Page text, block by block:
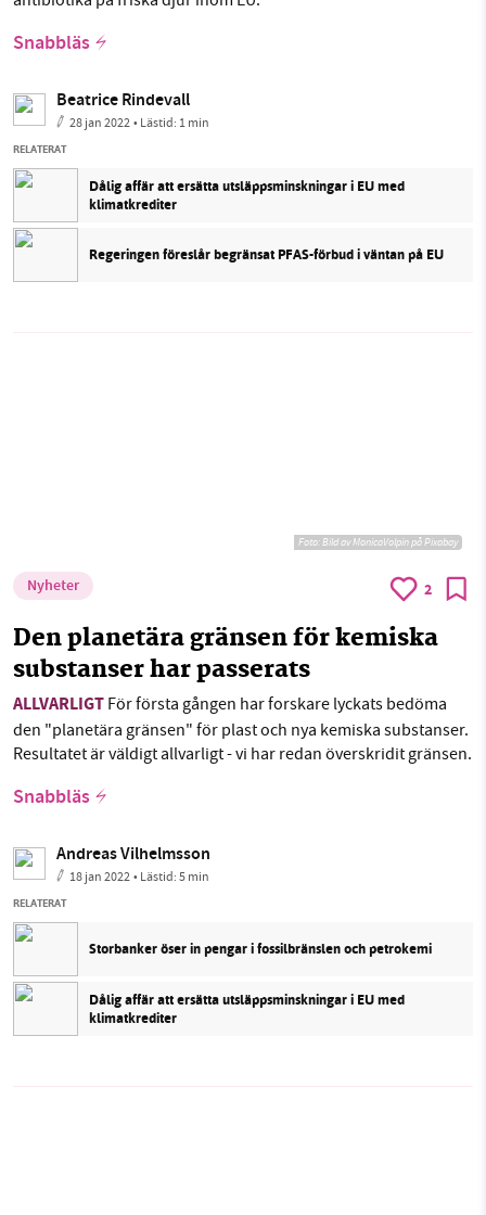
Snabbläs
Beatrice Rindevall
28 jan 2022• Lästid: 1 min
RELATERAT
Dålig affär att ersätta utsläppsminskningar i EU med
klimatkrediter
Regeringen föreslår begränsat PFAS-förbud i väntan på EU
Foto:Bild av MonicaVolpin på Pixabay
Nyheter 2
Den planetära gränsen för kemiska
substanser har passerats
ALLVARLIGT För första gången har forskare lyckats bedöma
den "planetära gränsen" för plast och nya kemiska substanser.
Resultatet är väldigt allvarligt - vi har redan överskridit gränsen.
Snabbläs
Andreas Vilhelmsson
18 jan 2022• Lästid:5 min
RELATERAT
Storbanker öser in pengar i fossilbränslen och petrokemi
Dålig affär att ersätta utsläppsminskningar i EU med
klimatkrediter